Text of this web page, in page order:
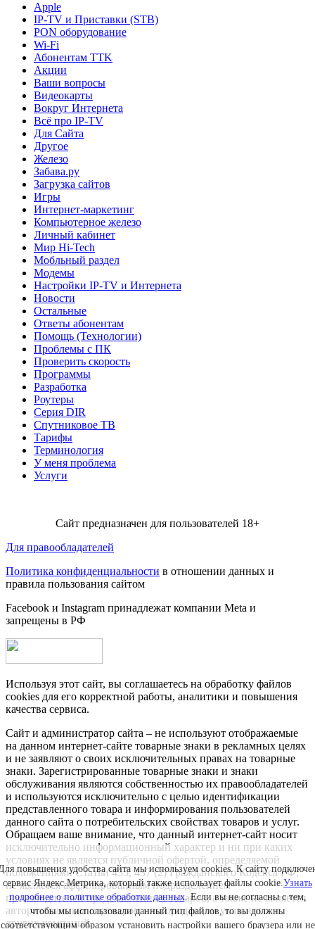
Apple
IP-TV и Приставки (STB)
PON оборудование
Wi-Fi
Абонентам TTK
Акции
Ваши вопросы
Видеокарты
Вокруг Интернета
Всё про IP-TV
Для Сайта
Другое
Железо
Забава.ру
Загрузка сайтов
Игры
Интернет-маркетинг
Компьютерное железо
Личный кабинет
Мир Hi-Tech
Мобльный раздел
Модемы
Настройки IP-TV и Интернета
Новости
Остальные
Ответы абонентам
Помощь (Технологии)
Проблемы с ПК
Проверить скорость
Программы
Разработка
Роутеры
Серия DIR
Спутниковое ТВ
Тарифы
Терминология
У меня проблема
Услуги
Сайт предназначен для пользователей 18+
Для правообладателей
Политика конфиденциальности в отношении данных и
правила пользования сайтом
Facebook и Instagram принадлежат компании Metа и
запрещены в РФ
Используя этот сайт, вы соглашаетесь на обработку файлов
cookies для его корректной работы, аналитики и повышения
качества сервиса.
Сайт и администратор сайта – не используют отображаемые
на данном интернет-сайте товарные знаки в рекламных целях
и не заявляют о своих исключительных правах на товарные
знаки. Зарегистрированные товарные знаки и знаки
обслуживания являются собственностью их правообладателей
и используются исключительно с целью идентификации
представленного товара и информирования пользователей
данного сайта о потребительских свойствах товаров и услуг.
Обращаем ваше внимание, что данный интернет-сайт носит
исключительно информационный характер и ни при каких
условиях не является публичной офертой, определяемой
положениями Статьи 435, 437 (2) Гражданского Кодекса РФ;
не является аффилированным подразделением
производителей представленных товаров, а также не является
авторизованным партнером или продавцом указанных и
других компаний.
повышения удобства сайта мы используем cookies. К сайту
сервис Яндекс.Метрика, который также использует файлы cookie.Узнать
подробнее о политике обработки данных. Если вы не согласны с тем,
чтобы мы использовали данный тип файлов, то вы должны
соответствующим образом установить настройки вашего браузера или не